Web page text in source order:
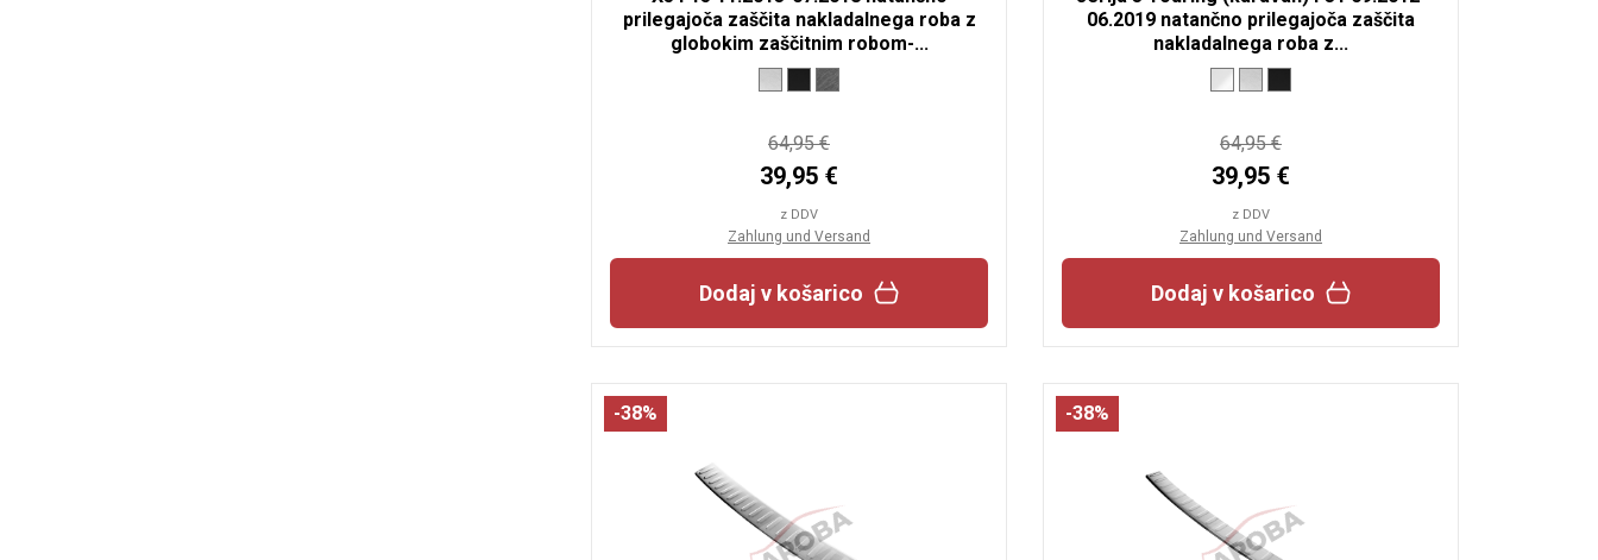
prilegajoča zaščita nakladalnega roba z
globokim zaščitnim robom-...
64,95 €
39,95 €
z DDV
Zahlung und Versand
Dodaj v košarico
06.2019 natančno prilegajoča zaščita
nakladalnega roba z...
64,95 €
39,95 €
z DDV
Zahlung und Versand
Dodaj v košarico
-38% -38%